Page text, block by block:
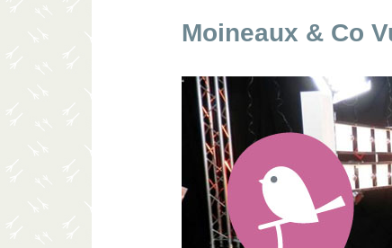
Moineaux & Co